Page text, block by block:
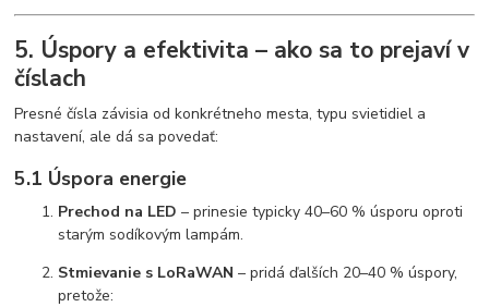
5. Úspory a efektivita – ako sa to prejaví v
číslach
Presné čísla závisia od konkrétneho mesta, typu svietidiel a
nastavení, ale dá sa povedať:
5.1 Úspora energie
Prechod na LED – prinesie typicky 40–60 % úsporu oproti
starým sodíkovým lampám.
Stmievanie s LoRaWAN – pridá ďalších 20–40 % úspory,
pretože: